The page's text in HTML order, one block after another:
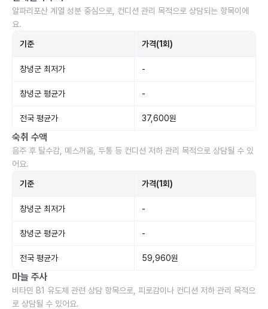
알파리포산 계열 성분 중심으로, 컨디션 관리 목적으로 상담되는 항목이에
요.
기준 가격(1회)
창녕군 최저가 -
창녕군 평균가 -
전국 평균가 37,600원
숙취 수액
음주 후 탈수감, 메스꺼움, 두통 등 컨디션 저하 관리 목적으로 상담될 수 있
어요.
기준 가격(1회)
창녕군 최저가 -
창녕군 평균가 -
전국 평균가 59,960원
마늘 주사
비타민 B1 유도체 관련 상담 항목으로, 피로감이나 컨디션 저하 관리 목적으
로 상담될 수 있어요.